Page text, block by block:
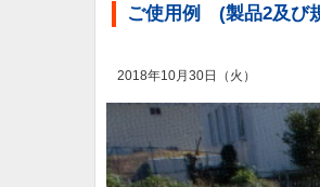
ご使用例 (製品2及び
2018年10月30日（火）